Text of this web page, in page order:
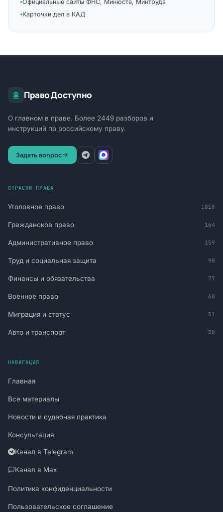
Официальные сайты ФНС, Минюста, Минтруда
Карточки дел в КАД
Право Доступно
О главном в праве. Более 2449 разборов и
инструкций по российскому праву.
Задать вопрос
ОТРАСЛИ ПРАВА
Уголовное право 1818
Гражданское право 164
Административное право 159
Труд и социальная защита 90
Финансы и обязательства 77
Военное право 60
Миграция и статус 51
Авто и транспорт 30
НАВИГАЦИЯ
Главная
Все материалы
Новости и судебная практика
Консультация
Канал в Telegram
Канал в Max
Политика конфиденциальности
Пользовательское соглашение